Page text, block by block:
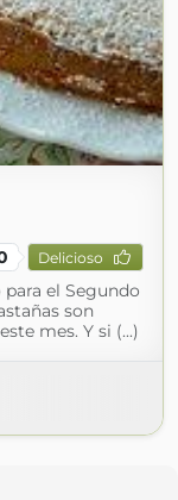
Delicioso
el Segundo
son
mes. Y si (...)